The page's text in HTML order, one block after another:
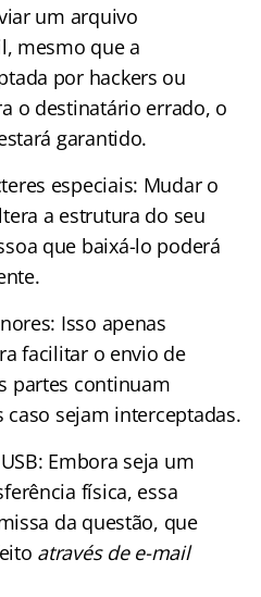
um arquivo
mesmo que a
por hackers ou
o destinatário errado, o
garantido.
especiais: Mudar o
a estrutura do seu
que baixá-lo poderá
Isso apenas
facilitar o envio de
partes continuam
caso sejam interceptadas.
Embora seja um
física, essa
da questão, que
através de e-mail